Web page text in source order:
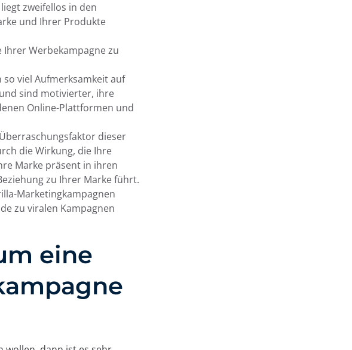
zweifellos in den
und Ihrer Produkte
Ihrer Werbekampagne zu
so viel Aufmerksamkeit auf
sind motivierter, ihre
Online-Plattformen und
dieser
die Wirkung, die Ihre
Marke präsent in ihren
zu Ihrer Marke führt.
Marketingkampagnen
zu viralen Kampagnen
eine
Adsund andere verwendet
"Akzeptieren " klicken, sie
indem Sie auf die
von uns verwendeten Cookies
und unseren Cookie-
Akzeptieren